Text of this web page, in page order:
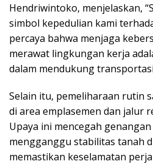
Hendriwintoko, menjelaskan,
simbol kepedulian kami
percaya bahwa menjaga
merawat lingkungan kerja
dalam mendukung
Selain itu, pemeliharaan rutin
di area emplasemen dan jalur
Upaya ini mencegah
mengganggu stabilitas tanah
memastikan keselamatan